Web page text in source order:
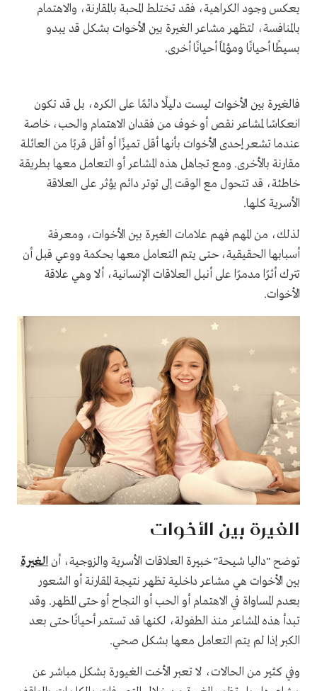
يعكس وجود الكراهية، فقد تختلط المحبة بالمقارنة، والاهتمام
بالمنافسة، لتظهر مشاعر الغيرة بين الأخوات بشكل قد يبدو
بسيطًا أحيانًا ومؤلمًا أحيانًا أخرى.
فالغيرة بين الأخوات ليست دليلًا دائمًا على الكره، بل قد تكون
انعكاسًا لمشاعر نقص أو خوف من فقدان الاهتمام والحب، خاصة
عندما تشعر إحدى الأخوات بأنها أقل تميزًا أو أقل قربًا من العائلة
مقارنة بالأخرى. ومع تجاهل هذه المشاعر أو التعامل معها بطريقة
خاطئة، قد تتحول مع الوقت إلى توتر دائم يؤثر على العلاقة
الأسرية كلها.
لذلك، من المهم فهم علامات الغيرة بين الأخوات، ومعرفة
أسبابها الحقيقية، حتى يتم التعامل معها بحكمة ووعي قبل أن
تترك أثرًا مدمرًا على أنبل العلاقات الإنسانية، ألا وهي علاقة
الأخوات.
الغيرة بين الأخوات
توضح "داليا شيحة" خبيرة العلاقات الأسرية والزوجية، أن الغيرة
بين الأخوات هي مشاعر داخلية تظهر نتيجة المقارنة أو الشعور
بعدم المساواة في الاهتمام أو الحب أو النجاح أو حتى المظهر. وقد
تبدأ هذه المشاعر منذ الطفولة، لكنها قد تستمر أحيانًا حتى بعد
الكبر إذا لم يتم التعامل معها بشكل صحي.
وفي كثير من الحالات، لا تعبر الأخت الغيورة بشكل مباشر عن